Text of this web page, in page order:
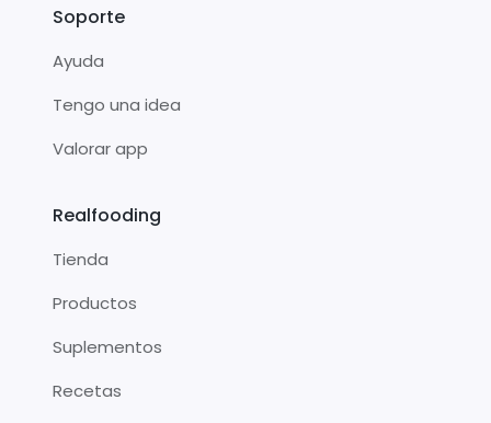
Soporte
Ayuda
Tengo una idea
Valorar app
Realfooding
Tienda
Productos
Suplementos
Recetas